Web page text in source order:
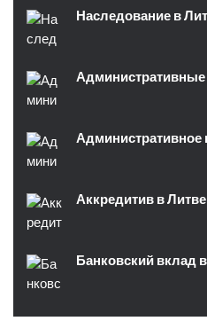
Наследование в
Административные
Административное
Аккредитив в Литве
Банковский вклад